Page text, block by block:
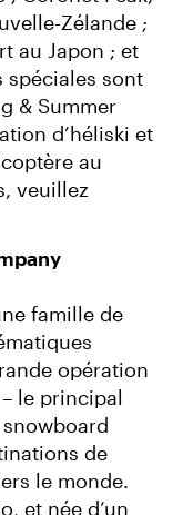
Zélande ;
au Japon ; et
spéciales sont
& Summer
d’héliski et
au
veuillez
famille de
opération
le principal
de
le monde.
et née d’un